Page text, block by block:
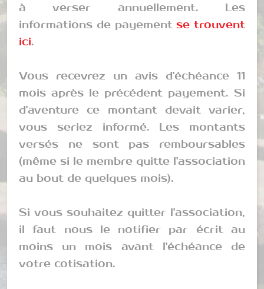
à verser annuellement. Les
informations de payementse trouvent
ici.
Vous recevrez un avis d'échéance 11
mois après le précédent payement. Si
d'aventure ce montant devait varier,
vous seriez informé. Les montants
versés ne sont pas remboursables
(même si le membre quitte l'association
au bout de quelques mois).
Si vous souhaitez quitter l'association,
il faut nous le notifier par écrit au
moins un mois avant l'échéance de
votre cotisation.